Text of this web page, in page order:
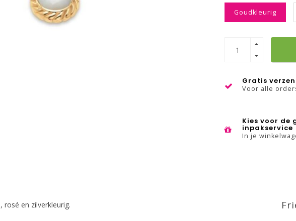
Goudkleurig
Gratis
Voor alle
Kies voor de
inpakservice
In je
rosé en zilverkleurig.